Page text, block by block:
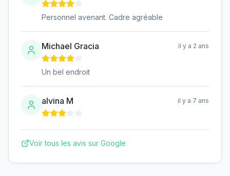
Personnel avenant. Cadre agréable
Michael Gracia il y a 2 ans
Un bel endroit
alvina M il y a 7 ans
Voir tous les avis sur Google